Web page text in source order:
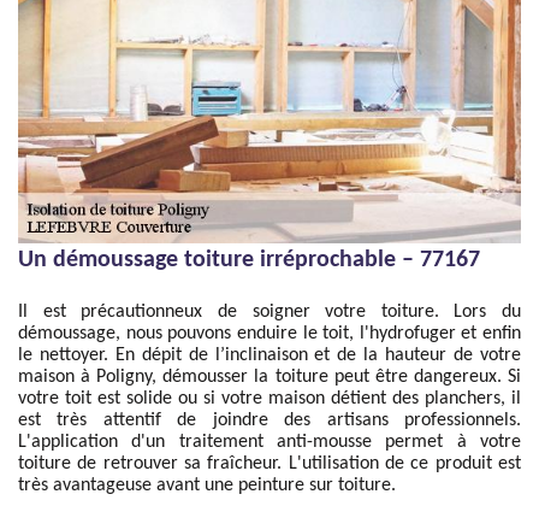
Un démoussage toiture irréprochable – 77167
Il est précautionneux de soigner votre toiture. Lors du
démoussage, nous pouvons enduire le toit, l'hydrofuger et enfin
le nettoyer. En dépit de l’inclinaison et de la hauteur de votre
maison à Poligny, démousser la toiture peut être dangereux. Si
votre toit est solide ou si votre maison détient des planchers, il
est très attentif de joindre des artisans professionnels.
L'application d'un traitement anti-mousse permet à votre
toiture de retrouver sa fraîcheur. L'utilisation de ce produit est
très avantageuse avant une peinture sur toiture.